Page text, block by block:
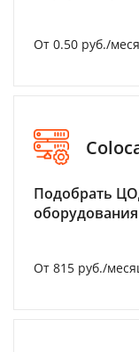
От 0.50 руб./
Подобрать
оборудования
От 815 руб./